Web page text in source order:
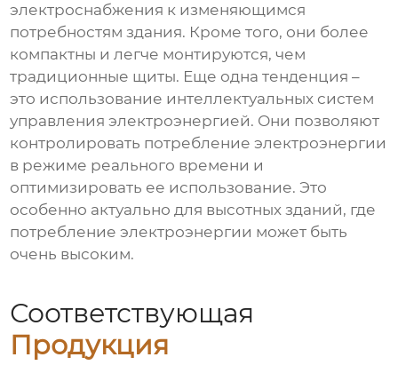
электроснабжения к изменяющимся
потребностям здания. Кроме того, они более
компактны и легче монтируются, чем
традиционные щиты. Еще одна тенденция –
это использование интеллектуальных систем
управления электроэнергией. Они позволяют
контролировать потребление электроэнергии
в режиме реального времени и
оптимизировать ее использование. Это
особенно актуально для высотных зданий, где
потребление электроэнергии может быть
очень высоким.
Соответствующая
Продукция